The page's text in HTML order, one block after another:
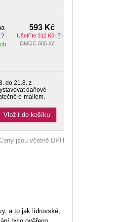
593 Kč
Ušetříte 312 Kč
DMOC 905 Kč
do 21.8. z
daňové
e-mailem.
Vložit do košíku
jsou včetně DPH
a to jak lídrovské,